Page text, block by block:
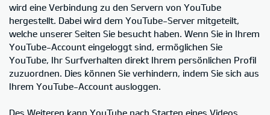
wird eine Verbindung zu den Servern von YouTube
hergestellt. Dabei wird dem YouTube-Server mitgeteilt,
welche unserer Seiten Sie besucht haben. Wenn Sie in Ihrem
YouTube-Account eingeloggt sind, ermöglichen Sie
YouTube, Ihr Surfverhalten direkt Ihrem persönlichen Profil
zuzuordnen. Dies können Sie verhindern, indem Sie sich aus
Ihrem YouTube-Account ausloggen.
Des Weiteren kann YouTube nach Starten eines Videos